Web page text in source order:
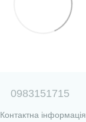
0983151715
Контактна інформація